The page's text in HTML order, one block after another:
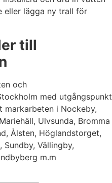
eller lägga ny trall för
till
och
med utgångspunkt
markarbeten i Nockeby,
Ulvsunda, Bromma
Ålsten, Höglandstorget,
Sundby, Vällingby,
m.m